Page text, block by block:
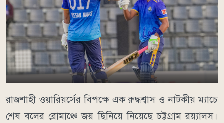
রাজশাহী ওয়ারিয়র্সের বিপক্ষে এক রুদ্ধশ্বাস ও নাটকীয় ম্যাচে
শেষ বলের রোমাঞ্চে জয় ছিনিয়ে নিয়েছে চট্টগ্রাম রয়্যালস।